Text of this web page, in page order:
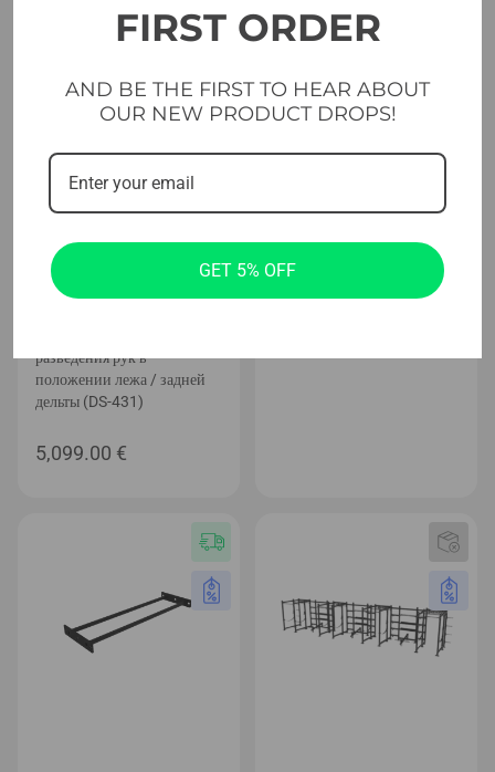
Селекторные станки с цифровой
регулировкой силы
Тренажер Evolve Digital
разведения рук в
положении лежа / задней
дельты (DS-431)
5,099.00 €
Функциональное оборудование
Полоса мощности Evolve
FIRST ORDER
AND BE THE FIRST TO HEAR ABOUT
OUR NEW PRODUCT DROPS!
GET 5% OFF